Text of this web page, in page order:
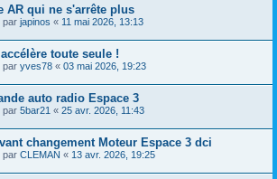
AR qui ne s'arrête plus
par japinos « 11 mai 2026, 13:13
toute seule !
par yves78 « 03 mai 2026, 19:23
auto radio Espace 3
par 5bar21 « 25 avr. 2026, 11:43
changement Moteur Espace 3 dci
par CLEMAN « 13 avr. 2026, 19:25